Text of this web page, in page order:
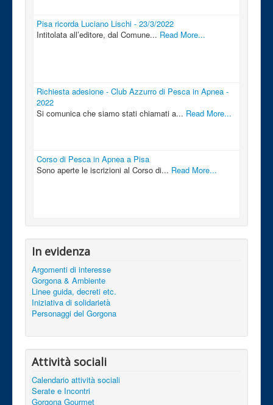
Pisa ricorda Luciano Lischi - 23/3/2022
Intitolata all’editore, dal Comune... Read More...
Richiesta adesione - Club Azzurro di Pesca in Apnea -
2022
Si comunica che siamo stati chiamati a... Read More...
Corso di Pesca in Apnea a Pisa
Sono aperte le iscrizioni al Corso di... Read More...
In evidenza
Argomenti di interesse
Gorgona & Ambiente
Linee guida, decreti etc.
Iniziativa di solidarietà
Personaggi del Gorgona
Attività sociali
Calendario attività sociali
Serate e Incontri
Gorgona Gourmet